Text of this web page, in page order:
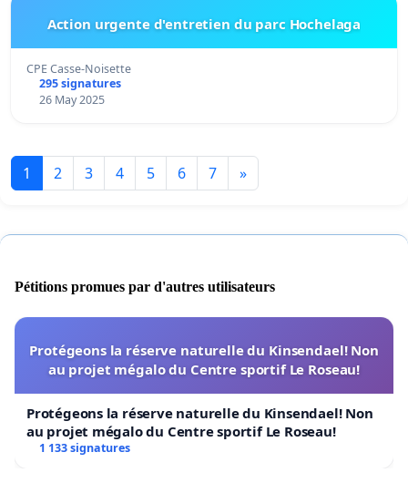
Action urgente d'entretien du parc Hochelaga
CPE Casse-Noisette
295 signatures
26 May 2025
1 2 3 4 5 6 7 »
Pétitions promues par d'autres utilisateurs
Protégeons la réserve naturelle du Kinsendael! Non
au projet mégalo du Centre sportif Le Roseau!
Protégeons la réserve naturelle du Kinsendael! Non
au projet mégalo du Centre sportif Le Roseau!
1 133 signatures